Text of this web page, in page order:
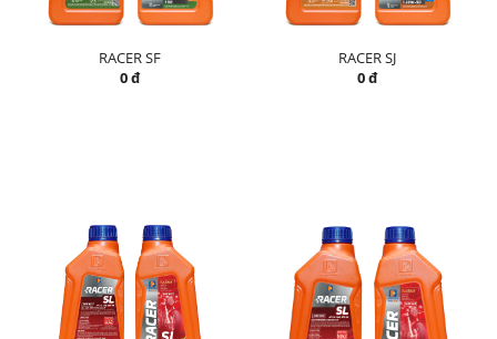
RACER SF
0 đ
RACER SJ
0 đ